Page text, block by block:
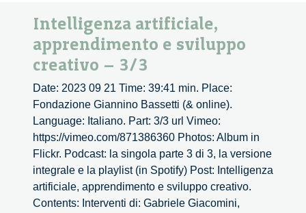
Intelligenza artificiale,
apprendimento e sviluppo
creativo – 3/3
Date: 2023 09 21 Time: 39:41 min. Place:
Fondazione Giannino Bassetti (& online).
Language: Italiano. Part: 3/3 url Vimeo:
https://vimeo.com/871386360 Photos: Album in
Flickr. Podcast: la singola parte 3 di 3, la versione
integrale e la playlist (in Spotify) Post: Intelligenza
artificiale, apprendimento e sviluppo creativo.
Contents: Interventi di: Gabriele Giacomini,